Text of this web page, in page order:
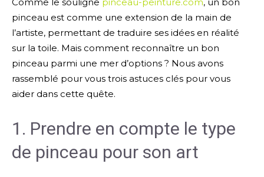
pinceau est comme une extension de la main de
l’artiste, permettant de traduire ses idées en réalité
sur la toile. Mais comment reconnaître un bon
pinceau parmi une mer d’options ? Nous avons
rassemblé pour vous trois astuces clés pour vous
aider dans cette quête.
1. Prendre en compte le type
de pinceau pour son art